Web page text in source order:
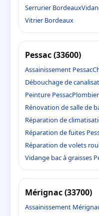
Serrurier Bordeaux
Vitrier Bordeaux
Pessac (33600)
Assainissement Pessac
Débouchage de
Peinture Pessac
Rénovation de salle de
Réparation de
Réparation de fuites
Réparation de volets
Vidange bac à graisses
Mérignac (33700)
Assainissement